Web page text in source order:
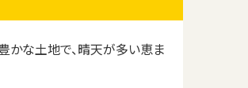
な土地で、晴天が多い恵ま